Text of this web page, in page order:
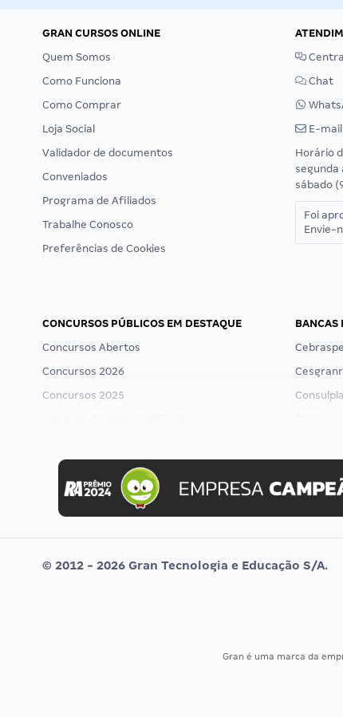
GRAN CURSOS ONLINE
Quem Somos
Como Funciona
Como Comprar
Loja Social
Validador de documentos
Conveniados
Programa de Afiliados
Trabalhe Conosco
Preferências de Cookies
Chat
E-mail
Horário
segunda
sábado
Foi
Envie-
CONCURSOS PÚBLICOS EM DESTAQUE
Concursos Abertos
Concursos 2026
Concursos 2025
Concurso MPU
Editais publicados
BANCAS
Cebraspe
Selecon
Uniase
Vunesp
© 2012 - 2026 Gran Tecnologia e Educação S/A.
Gran é uma marca da